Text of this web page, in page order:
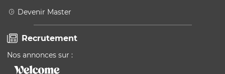
Devenir Master
Recrutement
Nos annonces sur :